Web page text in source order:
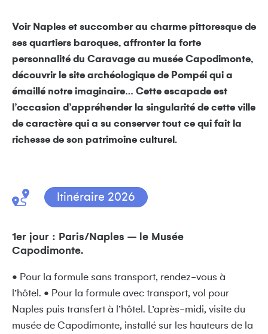
Voir Naples et succomber au charme pittoresque de
ses quartiers baroques, affronter la forte
personnalité du Caravage au musée Capodimonte,
découvrir le site archéologique de Pompéi qui a
émaillé notre imaginaire… Cette escapade est
l’occasion d’appréhender la singularité de cette ville
de caractère qui a su conserver tout ce qui fait la
richesse de son patrimoine culturel.
Itinéraire 2026
1er jour : Paris/Naples – le Musée
Capodimonte.
• Pour la formule sans transport, rendez-vous à
l’hôtel. • Pour la formule avec transport, vol pour
Naples puis transfert à l’hôtel. L’après-midi, visite du
musée de Capodimonte, installé sur les hauteurs de la